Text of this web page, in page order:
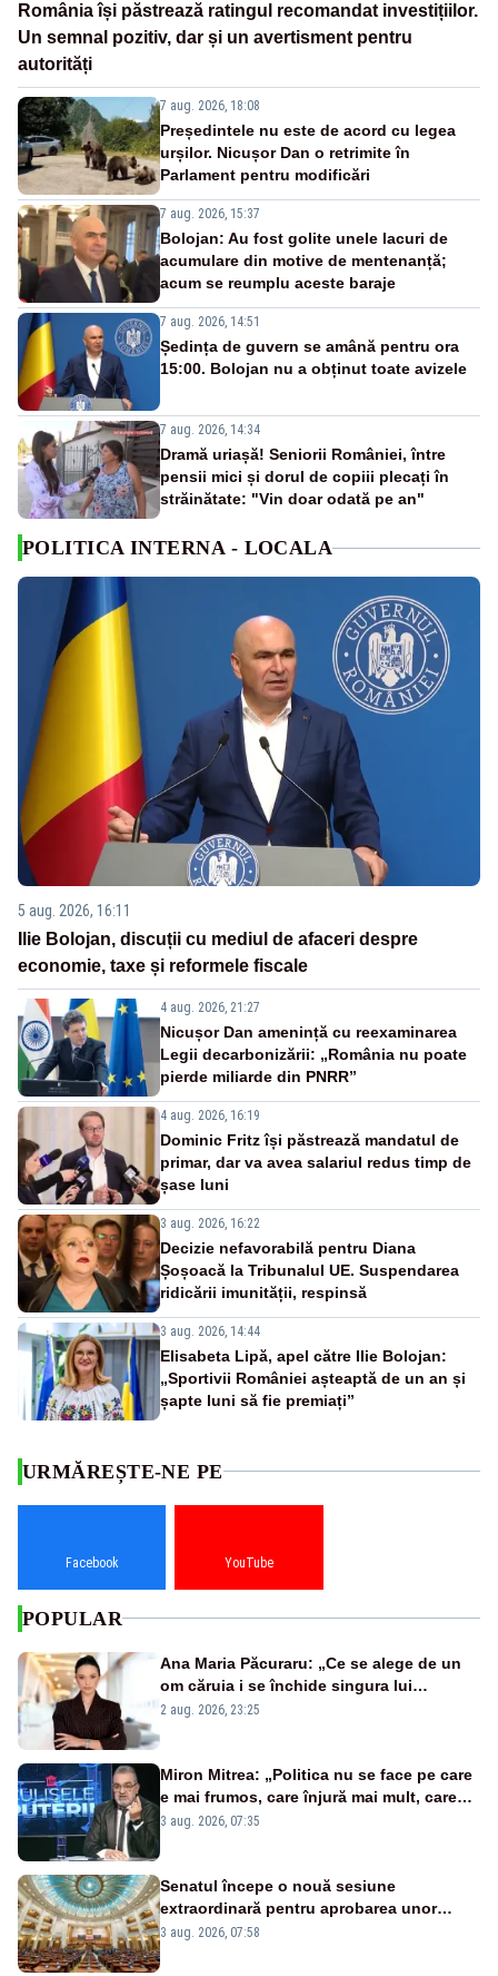
România își păstrează ratingul recomandat investițiilor.
Un semnal pozitiv, dar și un avertisment pentru
autorități
7 aug. 2026, 18:08
Președintele nu este de acord cu legea
urșilor. Nicușor Dan o retrimite în
Parlament pentru modificări
7 aug. 2026, 15:37
Bolojan: Au fost golite unele lacuri de
acumulare din motive de mentenanță;
acum se reumplu aceste baraje
7 aug. 2026, 14:51
Ședința de guvern se amână pentru ora
15:00. Bolojan nu a obținut toate avizele
7 aug. 2026, 14:34
Dramă uriașă! Seniorii României, între
pensii mici și dorul de copiii plecați în
străinătate: "Vin doar odată pe an"
POLITICA INTERNA - LOCALA
5 aug. 2026, 16:11
Ilie Bolojan, discuții cu mediul de afaceri despre
economie, taxe și reformele fiscale
4 aug. 2026, 21:27
Nicușor Dan amenință cu reexaminarea
Legii decarbonizării: „România nu poate
pierde miliarde din PNRR”
4 aug. 2026, 16:19
Dominic Fritz își păstrează mandatul de
primar, dar va avea salariul redus timp de
șase luni
3 aug. 2026, 16:22
Decizie nefavorabilă pentru Diana
Șoșoacă la Tribunalul UE. Suspendarea
ridicării imunității, respinsă
3 aug. 2026, 14:44
Elisabeta Lipă, apel către Ilie Bolojan:
„Sportivii României așteaptă de un an și
șapte luni să fie premiați”
URMĂREȘTE-NE PE
Facebook YouTube
POPULAR
Ana Maria Păcuraru: „Ce se alege de un
om căruia i se închide singura lui
portiță?”
2 aug. 2026, 23:25
Miron Mitrea: „Politica nu se face pe care
e mai frumos, care înjură mai mult, care
țipă mai tare, ci pe proiecte”
3 aug. 2026, 07:35
Senatul începe o nouă sesiune
extraordinară pentru aprobarea unor
jaloane din PNRR
3 aug. 2026, 07:58